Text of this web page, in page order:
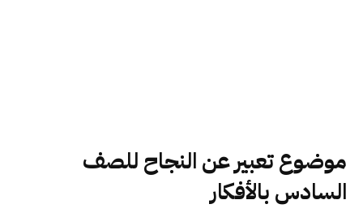
موضوع تعبير عن النجاح للصف
السادس بالأفكار